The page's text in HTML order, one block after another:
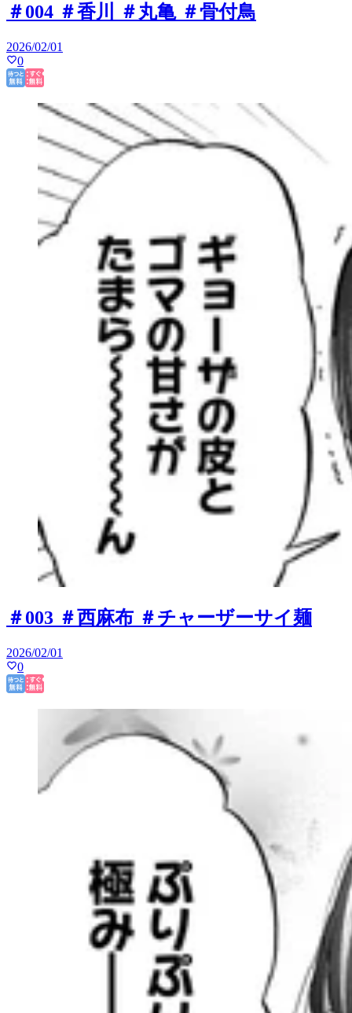
＃004 ＃香川 ＃丸亀 ＃骨付鳥
2026/02/01
0
＃003 ＃西麻布 ＃チャーザーサイ麺
2026/02/01
0